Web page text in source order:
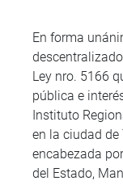
En forma
Ley nro. 5166
pública e
Instituto
en la ciudad
encabezada
del Estado,